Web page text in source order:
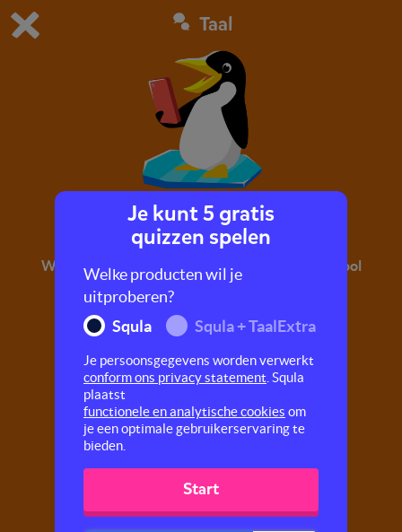
Dit is de gratis demo van Squla.
Bestel nu
Taal
Een selfie op de Zuidpool
Welk dier heeft wel eens een selfie op de zuidpool
gemaakt? Leer meer over deze koude plek en
vergroot ook nog je woordenschat.
Je kunt 5 gratis
quizzen spelen
Welke producten wil je
uitproberen?
Squla
Squla + TaalExtra
Je persoonsgegevens worden verwerkt
conform ons privacy statement . Squla
plaatst
functionele en analytische cookies om
je een optimale gebruikerservaring te
bieden.
Start